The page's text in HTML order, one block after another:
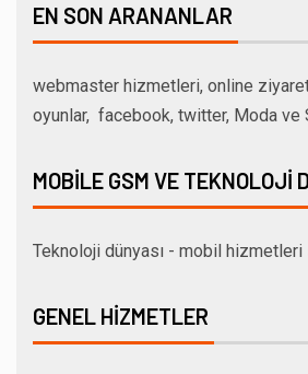
EN SON ARANANLAR
webmaster hizmetleri, online
oyunlar, facebook, twitter, Moda ve
MOBILE GSM VE TEKNOLOJI
Teknoloji dünyası - mobil hizmetleri
GENEL HIZMETLER